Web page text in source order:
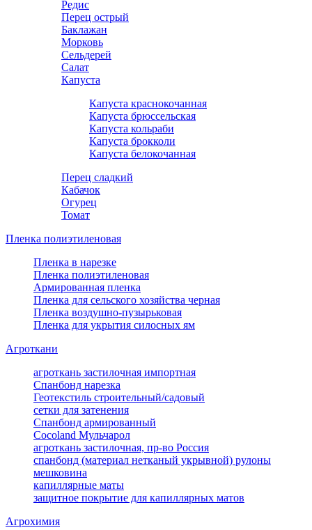
Редис
Перец острый
Баклажан
Морковь
Сельдерей
Салат
Капуста
Капуста краснокочанная
Капуста брюссельская
Капуста кольраби
Капуста брокколи
Капуста белокочанная
Перец сладкий
Кабачок
Огурец
Томат
Пленка полиэтиленовая
Пленка в нарезке
Пленка полиэтиленовая
Армированная пленка
Пленка для сельского хозяйства черная
Пленка воздушно-пузырьковая
Пленка для укрытия силосных ям
Агроткани
агроткань застилочная импортная
Спанбонд нарезка
Геотекстиль строительный/садовый
сетки для затенения
Спанбонд армированный
Cocoland Мульчарол
агроткань застилочная, пр-во Россия
спанбонд (материал нетканый укрывной) рулоны
мешковина
капиллярные маты
защитное покрытие для капиллярных матов
Агрохимия